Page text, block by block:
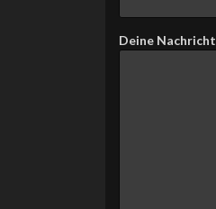
e
Deine Nachricht